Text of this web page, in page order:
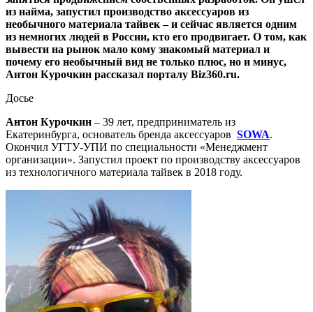
из найма, запустил производство аксессуаров из
необычного материала тайвек – и сейчас является одним
из немногих людей в России, кто его продвигает. О том, как
вывести на рынок мало кому знакомый материал и
почему его необычный вид не только плюс, но и минус,
Антон Курочкин рассказал порталу Biz360.ru.
Досье
Антон Курочкин – 39 лет, предприниматель из
Екатеринбурга, основатель бренда аксессуаров SOWA.
Окончил УГТУ-УПИ по специальности «Менеджмент
организации». Запустил проект по производству аксессуаров
из технологичного материала тайвек в 2018 году.